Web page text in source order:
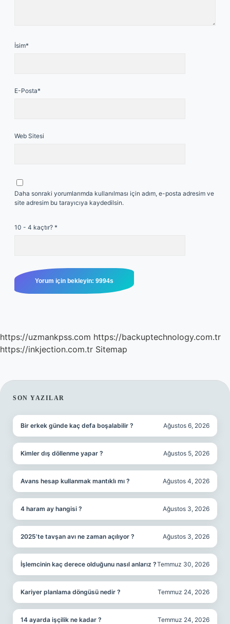
İsim*
E-Posta*
Web Sitesi
Daha sonraki yorumlarımda kullanılması için adım, e-posta adresim ve
site adresim bu tarayıcıya kaydedilsin.
10 - 4 kaçtır? *
https://uzmankpss.com https://backuptechnology.com.tr
https://inkjection.com.tr Sitemap
SIDEBAR
SON YAZILAR
Bir erkek günde kaç defa boşalabilir ? Ağustos 6, 2026
Kimler dış döllenme yapar ? Ağustos 5, 2026
Avans hesap kullanmak mantıklı mı ? Ağustos 4, 2026
4 haram ay hangisi ? Ağustos 3, 2026
2025’te tavşan avı ne zaman açılıyor ? Ağustos 3, 2026
İşlemcinin kaç derece olduğunu nasıl anlarız ?Temmuz 30, 2026
Kariyer planlama döngüsü nedir ? Temmuz 24, 2026
14 ayarda işçilik ne kadar ? Temmuz 24, 2026